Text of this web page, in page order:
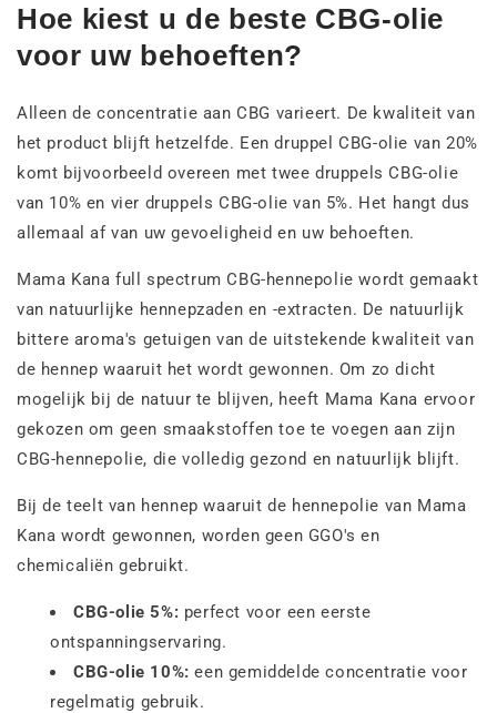
Hoe kiest u de beste CBG-olie
voor uw behoeften?
Alleen de concentratie aan CBG varieert. De kwaliteit van
het product blijft hetzelfde. Een druppel CBG-olie van 20%
komt bijvoorbeeld overeen met twee druppels CBG-olie
van 10% en vier druppels CBG-olie van 5%. Het hangt dus
allemaal af van uw gevoeligheid en uw behoeften.
Mama Kana full spectrum CBG-hennepolie wordt gemaakt
van natuurlijke hennepzaden en -extracten. De natuurlijk
bittere aroma's getuigen van de uitstekende kwaliteit van
de hennep waaruit het wordt gewonnen. Om zo dicht
mogelijk bij de natuur te blijven, heeft Mama Kana ervoor
gekozen om geen smaakstoffen toe te voegen aan zijn
CBG-hennepolie, die volledig gezond en natuurlijk blijft.
Bij de teelt van hennep waaruit de hennepolie van Mama
Kana wordt gewonnen, worden geen GGO's en
chemicaliën gebruikt.
CBG-olie 5%: perfect voor een eerste
ontspanningservaring.
CBG-olie 10%: een gemiddelde concentratie voor
regelmatig gebruik.